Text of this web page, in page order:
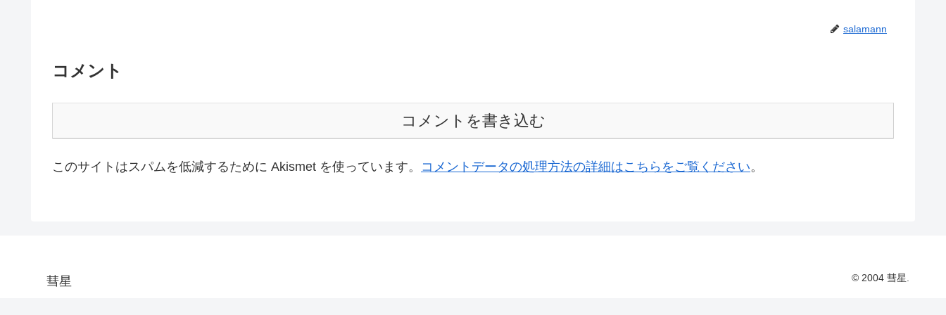
salamann
コメント
コメントを書き込む
このサイトはスパムを低減するために Akismet を使っています。 コメントデータの処理方法の詳細はこちらをご覧ください。
彗星 © 2004 彗星.